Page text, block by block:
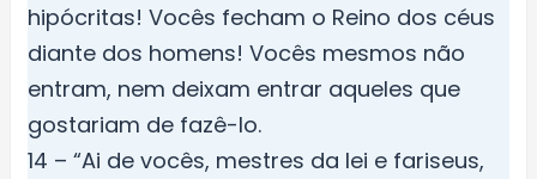
hipócritas! Vocês fecham o Reino dos céus
diante dos homens! Vocês mesmos não
entram, nem deixam entrar aqueles que
gostariam de fazê-lo.
14 – “Ai de vocês, mestres da lei e fariseus,